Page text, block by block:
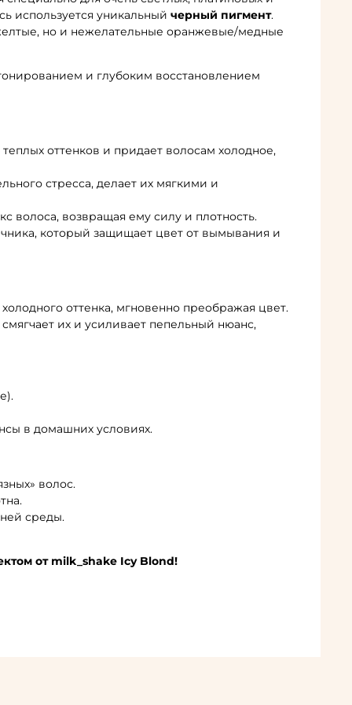
используется уникальный черный пигмент.
но и нежелательные оранжевые/медные
и глубоким восстановлением
оттенков и придает волосам холодное,
стресса, делает их мягкими и
волоса, возвращая ему силу и плотность.
который защищает цвет от вымывания и
оттенка, мгновенно преображая цвет.
их и усиливает пепельный нюанс,
в домашних условиях.
волос.
среды.
от milk_shake Icy Blond!